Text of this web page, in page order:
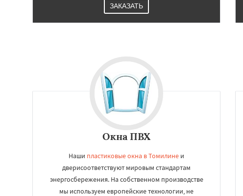
ЗАКАЗАТЬ
Окна ПВХ
Наши пластиковые окна в Томилине и
дверисоответствуют мировым стандартам
энергосбережения. На собственном производстве
мы используем европейские технологии, не